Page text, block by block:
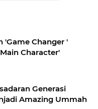
'Game Changer '
Character'
Generasi
Amazing Ummah